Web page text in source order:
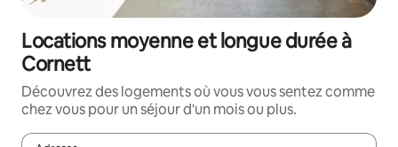
Locations moyenne et longue durée à
Cornett
Découvrez des logements où vous vous sentez comme
chez vous pour un séjour d'un mois ou plus.